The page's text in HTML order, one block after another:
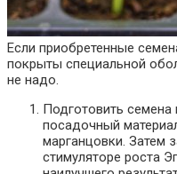
Если приобретенные
покрыты специальной
не надо.
Подготовить
посадочный
марганцовки. Затем
стимуляторе роста